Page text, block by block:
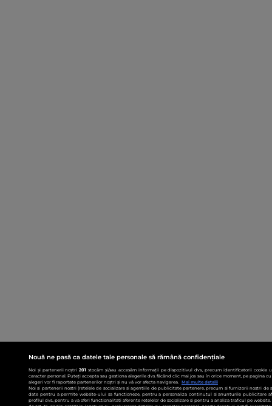
Nouă ne pasă ca datele tale personale să rămână confidențiale
Noi și partenerii noștri201 stocăm și/sau accesăm informații pe dispozitivul dvs., precum identificatorii
caracter personal. Puteți accepta sau gestiona alegerile dvs. făcând clic mai jos sau în orice moment, pe pagina
alegeri vor fi raportate partenerilor noștri și nu vă vor afecta navigarea.
Mai multe detalii
Noi si partenerii nostri (retelele de socializare si agentiile de publicitate partenere, precum si furnizorii nostri de
date pentru a permite website-ului sa functioneze, pentru a personaliza continutul si anunturile publicitare
profilul dvs., pentru a va oferi functionalitati aferente retelelor de socializare si pentru a analiza traficul pe